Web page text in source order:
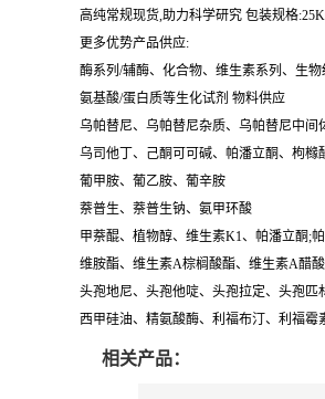
高纯常规现货,助力科学研究 包装规格
更多优势产品供应:
酶系列/辅酶、化合物、维生素系列、生
氨基酸/蛋白质等生化试剂 物料供应
乌帕替尼、乌帕替尼杂质、乌帕替尼中间
乌司他丁、己酮可可碱、帕潘立酮、枸橼
葡甲胺、葡乙胺、葡辛胺
萘普生、萘普生钠、氨甲环酸
甲萘醌、植物醇、维生素K1、帕潘立酮;
维胺酯、维生素A棕榈酸酯、维生素A醋
头孢地尼、头孢他啶、头孢拉定、头孢匹
西甲硅油、精氨酸酶、利福布汀、利福霉
相关产品：